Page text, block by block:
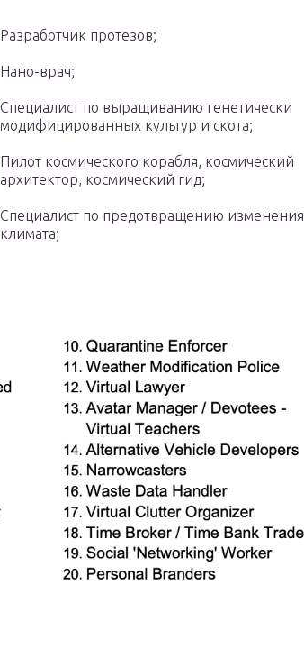
Разработчик протезов;
Нано-врач;
Специалист по выращиванию генетически
модифицированных культур и скота;
Пилот космического корабля, космический
архитектор, космический гид;
Специалист по предотвращению изменения
климата;